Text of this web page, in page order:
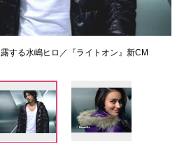
する水嶋ヒロ／『ライトオン』新CM